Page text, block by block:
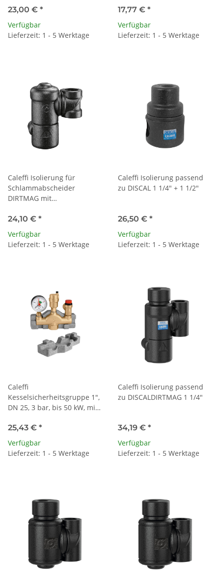
23,00 € *
Verfügbar
Lieferzeit: 1 - 5 Werktage
17,77 € *
Verfügbar
Lieferzeit: 1 - 5 Werktage
Caleffi Isolierung für
Schlammabscheider
DIRTMAG mit
24,10 € *
Verfügbar
Lieferzeit: 1 - 5 Werktage
Caleffi Isolierung passend
zu DISCAL 1 1/4" + 1 1/2"
26,50 € *
Verfügbar
Lieferzeit: 1 - 5 Werktage
Caleffi
Kesselsicherheitsgruppe 1",
DN 25, 3 bar, bis 50 kW, mit
25,43 € *
Verfügbar
Lieferzeit: 1 - 5 Werktage
Caleffi Isolierung passend
zu DISCALDIRTMAG 1 1/4"
34,19 € *
Verfügbar
Lieferzeit: 1 - 5 Werktage